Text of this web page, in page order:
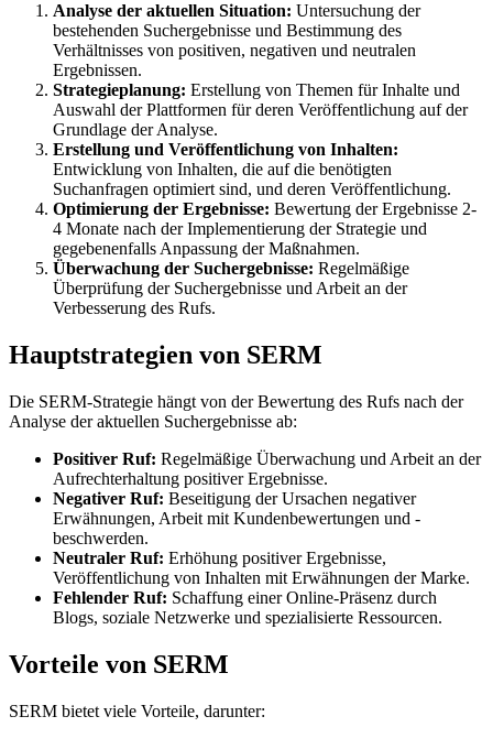
Analyse der aktuellen Situation: Untersuchung der
bestehenden Suchergebnisse und Bestimmung des
Verhältnisses von positiven, negativen und neutralen
Ergebnissen.
Strategieplanung: Erstellung von Themen für Inhalte und
Auswahl der Plattformen für deren Veröffentlichung auf der
Grundlage der Analyse.
Erstellung und Veröffentlichung von Inhalten:
Entwicklung von Inhalten, die auf die benötigten
Suchanfragen optimiert sind, und deren Veröffentlichung.
Optimierung der Ergebnisse: Bewertung der Ergebnisse 2-
4 Monate nach der Implementierung der Strategie und
gegebenenfalls Anpassung der Maßnahmen.
Überwachung der Suchergebnisse: Regelmäßige
Überprüfung der Suchergebnisse und Arbeit an der
Verbesserung des Rufs.
Hauptstrategien von SERM
Die SERM-Strategie hängt von der Bewertung des Rufs nach der
Analyse der aktuellen Suchergebnisse ab:
Positiver Ruf: Regelmäßige Überwachung und Arbeit an der
Aufrechterhaltung positiver Ergebnisse.
Negativer Ruf: Beseitigung der Ursachen negativer
Erwähnungen, Arbeit mit Kundenbewertungen und -
beschwerden.
Neutraler Ruf: Erhöhung positiver Ergebnisse,
Veröffentlichung von Inhalten mit Erwähnungen der Marke.
Fehlender Ruf: Schaffung einer Online-Präsenz durch
Blogs, soziale Netzwerke und spezialisierte Ressourcen.
Vorteile von SERM
SERM bietet viele Vorteile, darunter: